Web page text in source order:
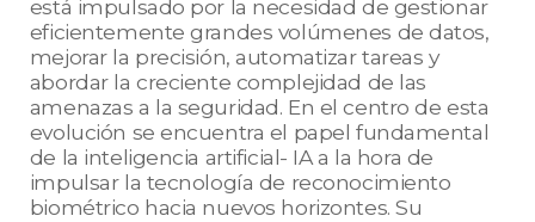
está impulsado por la necesidad de gestionar
eficientemente grandes volúmenes de datos,
mejorar la precisión, automatizar tareas y
abordar la creciente complejidad de las
amenazas a la seguridad. En el centro de esta
evolución se encuentra el papel fundamental
de la inteligencia artificial- IA a la hora de
impulsar la tecnología de reconocimiento
biométrico hacia nuevos horizontes. Su